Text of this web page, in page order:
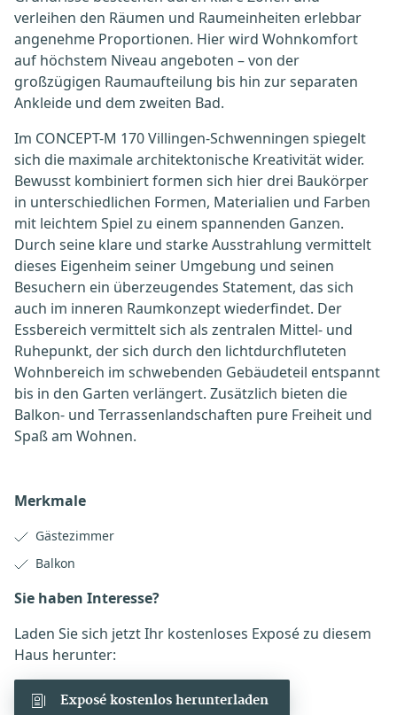
verleihen den Räumen und Raumeinheiten erlebbar
angenehme Proportionen. Hier wird Wohnkomfort
auf höchstem Niveau angeboten – von der
großzügigen Raumaufteilung bis hin zur separaten
Ankleide und dem zweiten Bad.
Im CONCEPT-M 170 Villingen-Schwenningen spiegelt
sich die maximale architektonische Kreativität wider.
Bewusst kombiniert formen sich hier drei Baukörper
in unterschiedlichen Formen, Materialien und Farben
mit leichtem Spiel zu einem spannenden Ganzen.
Durch seine klare und starke Ausstrahlung vermittelt
dieses Eigenheim seiner Umgebung und seinen
Besuchern ein überzeugendes Statement, das sich
auch im inneren Raumkonzept wiederfindet. Der
Essbereich vermittelt sich als zentralen Mittel- und
Ruhepunkt, der sich durch den lichtdurchfluteten
Wohnbereich im schwebenden Gebäudeteil entspannt
bis in den Garten verlängert. Zusätzlich bieten die
Balkon- und Terrassenlandschaften pure Freiheit und
Spaß am Wohnen.
Merkmale
Gästezimmer
Balkon
Sie haben Interesse?
Laden Sie sich jetzt Ihr kostenloses Exposé zu diesem
Haus herunter:
Exposé kostenlos herunterladen